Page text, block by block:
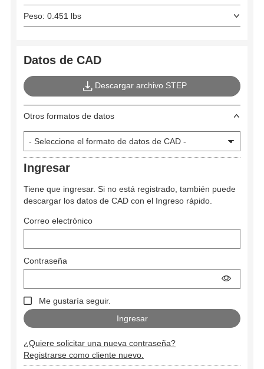
Peso: 0.451 lbs
Datos de CAD
Descargar archivo STEP
Otros formatos de datos
Ingresar
Tiene que ingresar. Si no está registrado, también puede
descargar los datos de CAD con el Ingreso rápido.
Correo electrónico
Contraseña
Me gustaría seguir.
¿Quiere solicitar una nueva contraseña?
Registrarse como cliente nuevo.